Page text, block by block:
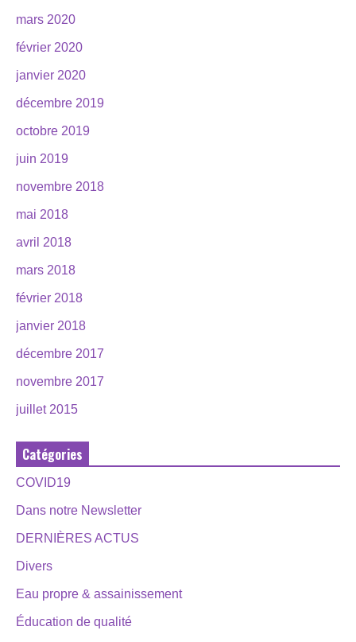
mars 2020
février 2020
janvier 2020
décembre 2019
octobre 2019
juin 2019
novembre 2018
mai 2018
avril 2018
mars 2018
février 2018
janvier 2018
décembre 2017
novembre 2017
juillet 2015
Catégories
COVID19
Dans notre Newsletter
DERNIÈRES ACTUS
Divers
Eau propre & assainissement
Éducation de qualité